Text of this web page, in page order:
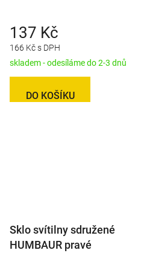
166 Kč s DPH
137 Kč
skladem - odesíláme do 2-3 dnů
DO KOŠÍKU
Sklo svítilny sdružené
HUMBAUR pravé